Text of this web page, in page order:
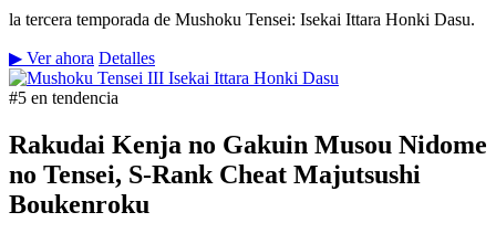
la tercera temporada de Mushoku Tensei: Isekai Ittara Honki Dasu.
▶ Ver ahora Detalles
#5 en tendencia
Rakudai Kenja no Gakuin Musou Nidome
no Tensei, S-Rank Cheat Majutsushi
Boukenroku